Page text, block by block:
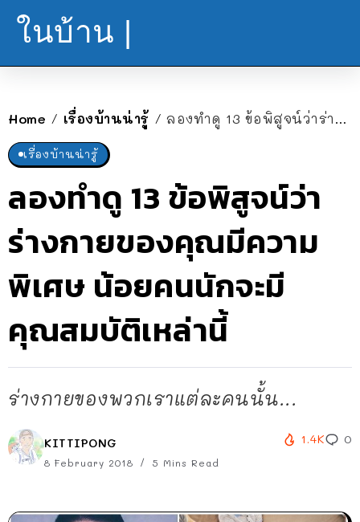
ในบ้าน |
Home / เรื่องบ้านน่ารู้ / ลองทำดู 13 ข้อพิสูจน์ว่าร่างกายของคุณมีความพิเศษ น้อยคนนักจะมีคุณสมบัติเหล่านี้
เรื่องบ้านน่ารู้
ลองทำดู 13 ข้อพิสูจน์ว่า
ร่างกายของคุณมีความ
พิเศษ น้อยคนนักจะมี
คุณสมบัติเหล่านี้
ร่างกายของพวกเราแต่ละคนนั้น...
KITTIPONG
8 February 2018 5 Mins Read
1.4K 0